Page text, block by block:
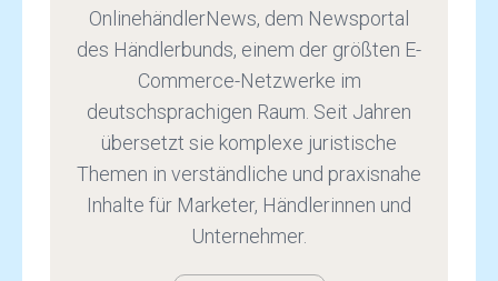
OnlinehändlerNews, dem Newsportal
des Händlerbunds, einem der größten E-
Commerce-Netzwerke im
deutschsprachigen Raum. Seit Jahren
übersetzt sie komplexe juristische
Themen in verständliche und praxisnahe
Inhalte für Marketer, Händlerinnen und
Unternehmer.